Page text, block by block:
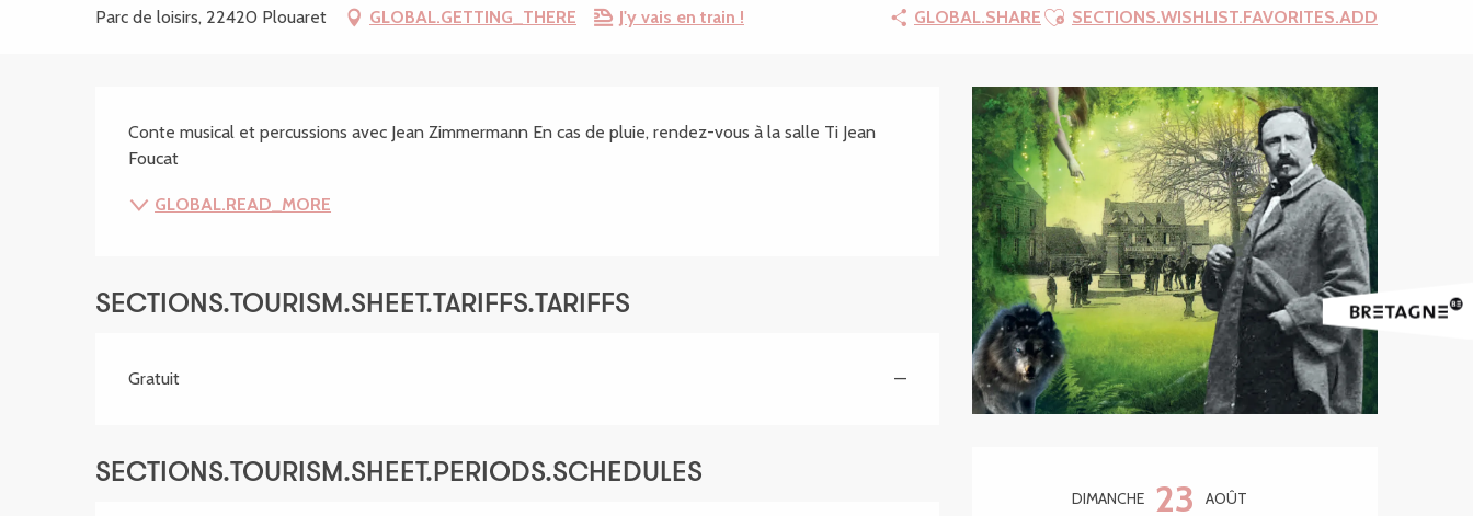
Parc de loisirs, 22420 Plouaret GLOBAL.GETTING_THERE J'y vais en train ! GLOBAL.SHARE Ajouter aux favoris
SECTIONS.WISHLIST.FAVORITES.ADD
DIMANCHE 23 AOÛT
SECTIONS.TOURISM.SHEET.DESCRIPTION
Conte musical et percussions avec Jean Zimmermann En cas de pluie, rendez-vous à la salle Ti Jean
Foucat
GLOBAL.READ_MORE
SECTIONS.TOURISM.SHEET.TARIFFS.TARIFFS
Gratuit —
SECTIONS.TOURISM.SHEET.PERIODS.SCHEDULES